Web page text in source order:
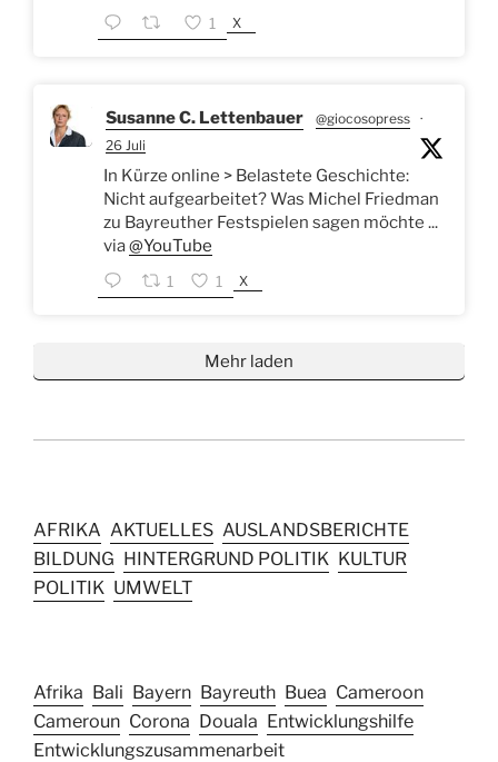
1 X
Susanne C. Lettenbauer @giocosopress ·
26 Juli
In Kürze online > Belastete Geschichte:
Nicht aufgearbeitet? Was Michel Friedman
zu Bayreuther Festspielen sagen möchte ...
via@YouTube
1 1 X
Mehr laden
AFRIKA AKTUELLES AUSLANDSBERICHTE
BILDUNG HINTERGRUND POLITIK KULTUR
POLITIK UMWELT
Afrika Bali Bayern Bayreuth Buea Cameroon
Cameroun Corona Douala Entwicklungshilfe
Entwicklungszusammenarbeit